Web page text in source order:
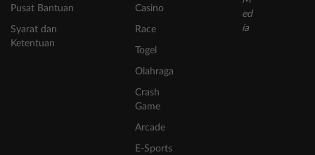
Pusat Bantuan
Syarat dan
Ketentuan
Casino
Race
Togel
Olahraga
Crash
Game
Arcade
E-Sports